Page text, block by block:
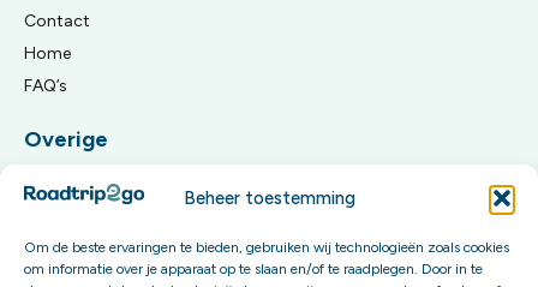
Beheer toestemming
Om de beste ervaringen te bieden, gebruiken wij technologieën zoals cookies
om informatie over je apparaat op te slaan en/of te raadplegen. Door in te
Contact
Home
FAQ’s
Overige
Algemene reisvoorwaarden